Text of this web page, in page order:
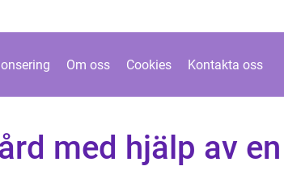
Om oss Cookies Kontakta oss
med hjälp av en